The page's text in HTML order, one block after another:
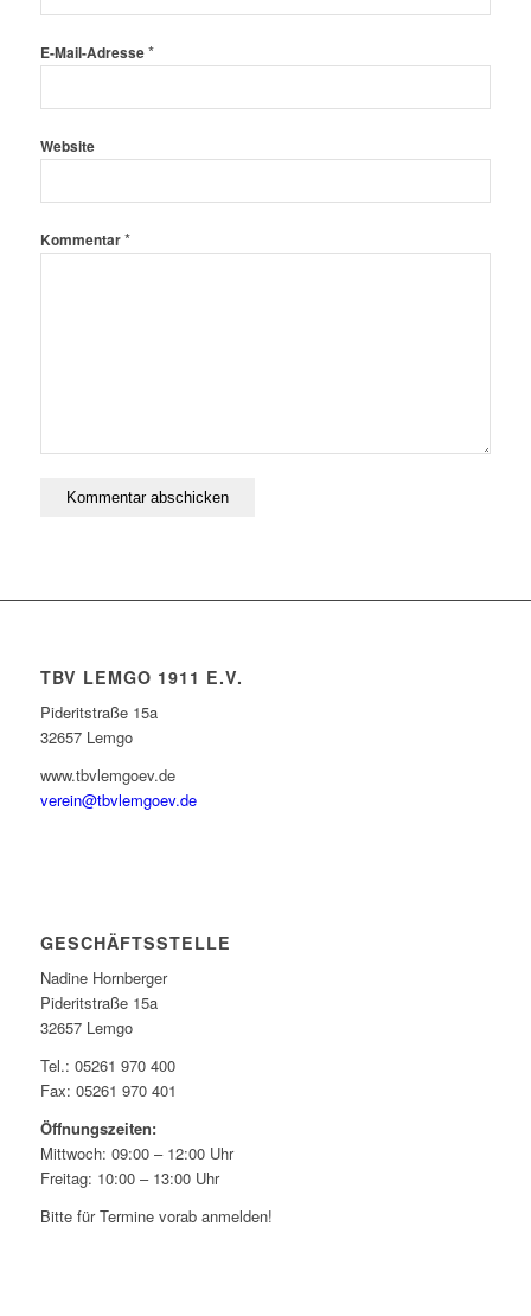
E-Mail-Adresse*
Website
Kommentar*
TBV LEMGO 1911 E.V.
Pideritstraße 15a
32657 Lemgo
www.tbvlemgoev.de
verein@tbvlemgoev.de
GESCHÄFTSSTELLE
Nadine Hornberger
Pideritstraße 15a
32657 Lemgo
Tel.: 05261 970 400
Fax: 05261 970 401
Öffnungszeiten:
Mittwoch: 09:00 – 12:00 Uhr
Freitag: 10:00 – 13:00 Uhr
Bitte für Termine vorab anmelden!